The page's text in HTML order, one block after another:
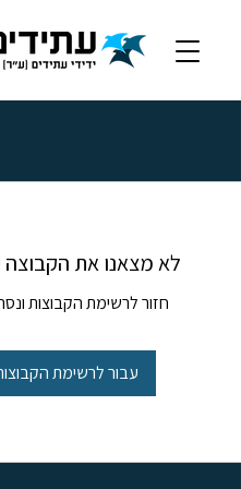
לא מצאנו את
חזור לרשימת הקבוצות
עבור לרשימת